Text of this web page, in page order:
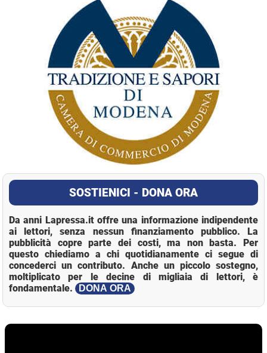
SOSTIENICI - DONA ORA
Da anni Lapressa.it offre una informazione indipendente
ai lettori, senza nessun finanziamento pubblico. La
pubblicità copre parte dei costi, ma non basta. Per
questo chiediamo a chi quotidianamente ci segue di
concederci un contributo. Anche un piccolo sostegno,
moltiplicato per le decine di migliaia di lettori, è
fondamentale.
DONA ORA